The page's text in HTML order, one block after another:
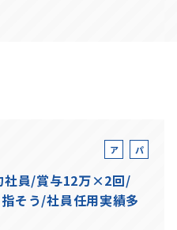
パート採用
ア
バ
イ
パ
約社員/賞与12万×2回/
そう/社員任用実績多